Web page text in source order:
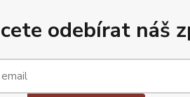
odebírat náš